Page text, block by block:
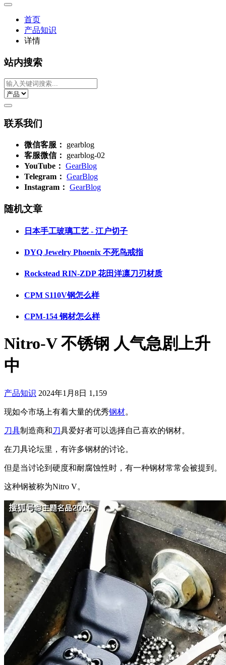
首页
产品知识
详情
站内搜索
联系我们
微信客服：
gearblog
客服微信：
gearblog-02
YouTube： GearBlog
Telegram： GearBlog
Instagram： GearBlog
随机文章
日本手工玻璃工艺 - 江户切子
DYQ Jewelry Phoenix 不死鸟戒指
Rockstead RIN-ZDP 花田洋凛刀刃材质
CPM S110V钢怎么样
CPM-154 钢材怎么样
Nitro-V 不锈钢 人气急剧上升
中
产品知识 2024年1月8日 1,159
现如今市场上有着大量的优秀钢材。
刀具制造商和刀具爱好者可以选择自己喜欢的钢材。
在刀具论坛里，有许多钢材的讨论。
但是当讨论到硬度和耐腐蚀性时，有一种钢材常常会被提到。
这种钢被称为Nitro V。